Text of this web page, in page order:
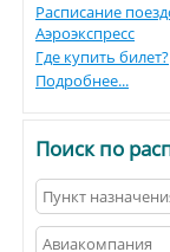
Расписание
Аэроэкспресс
Где купить билет?
Подробнее...
Поиск по